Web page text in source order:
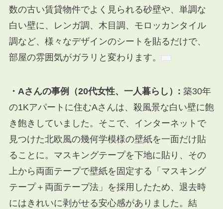
数の古い賃貸物件でよく見られる砂壁や、単調な
白い壁に、レンガ調、木目調、モロッカンタイル
調など、様々なデザインのシートを貼るだけで、
部屋の雰囲気がガラリと変わります。
・Aさんの事例（20代女性、一人暮らし）: 築30年
の1Kアパートに住むAさんは、殺風景な白い壁に飽
き飽きしていました。そこで、インターネットで
見つけた北欧風の幾何学模様の壁紙を一面だけ貼
ることに。マスキングテープを下地に貼り、その
上から両面テープで壁紙を固定する「マスキング
テープ＋両面テープ法」を採用したため、退去時
にはきれいに剥がせる安心感がありました。結